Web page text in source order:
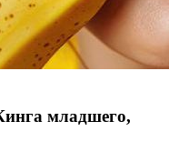
младшего,